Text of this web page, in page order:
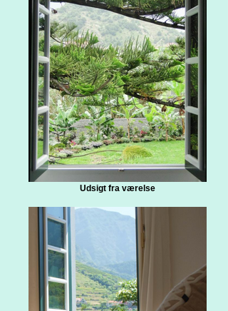
Udsigt fra værelse